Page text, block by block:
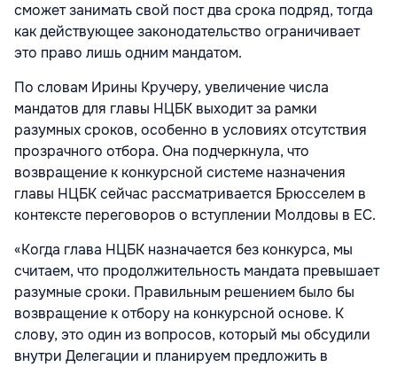
сможет занимать свой пост два срока подряд, тогда
как действующее законодательство ограничивает
это право лишь одним мандатом.
По словам Ирины Кручеру, увеличение числа
мандатов для главы НЦБК выходит за рамки
разумных сроков, особенно в условиях отсутствия
прозрачного отбора. Она подчеркнула, что
возвращение к конкурсной системе назначения
главы НЦБК сейчас рассматривается Брюсселем в
контексте переговоров о вступлении Молдовы в ЕС.
«Когда глава НЦБК назначается без конкурса, мы
считаем, что продолжительность мандата превышает
разумные сроки. Правильным решением было бы
возвращение к отбору на конкурсной основе. К
слову, это один из вопросов, который мы обсудили
внутри Делегации и планируем предложить в